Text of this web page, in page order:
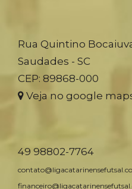
Rua Quintino
Saudades - SC
CEP: 89868-000
Veja no google
49 98802-7764